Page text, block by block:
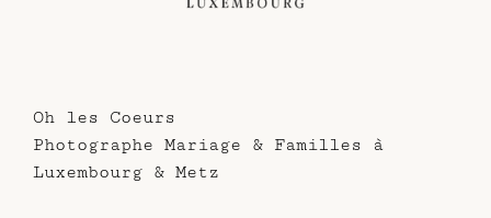
Oh les Coeurs
Photographe Mariage & Familles à
Luxembourg & Metz